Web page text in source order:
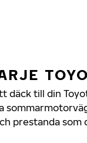
till din
prestanda som